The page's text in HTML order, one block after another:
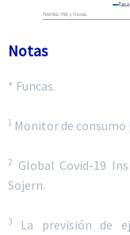
Notas
* Funcas.
1 Monitor de consumo
2
Global Covid-19
Sojern.
3
La previsión de